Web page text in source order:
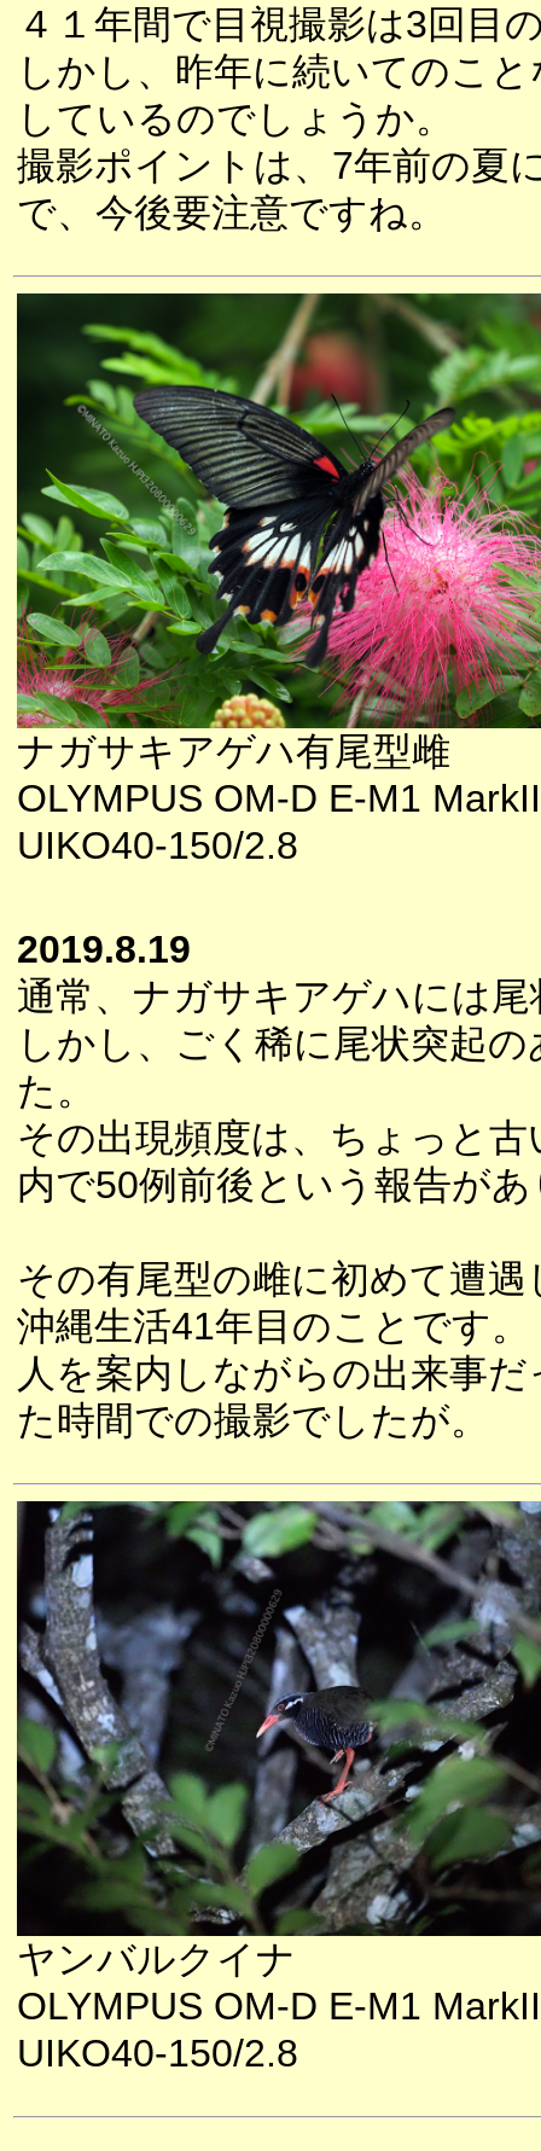
４１年間で目視撮影は3回目
しかし、昨年に続いてのこ
しているのでしょうか。
撮影ポイントは、7年前の夏
で、今後要注意ですね。
ナガサキアゲハ有尾型雌
OLYMPUS OM-D E-M1
UIKO40-150/2.8
2019.8.19
通常、ナガサキアゲハには
しかし、ごく稀に尾状突起
た。
その出現頻度は、ちょっと
内で50例前後という報告が
その有尾型の雌に初めて遭
沖縄生活41年目のことです。
人を案内しながらの出来事
た時間での撮影でしたが。
ヤンバルクイナ
OLYMPUS OM-D E-M1
UIKO40-150/2.8